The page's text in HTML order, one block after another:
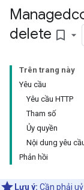
delete bookmark_border
Trên trang này
Yêu cầu
Yêu cầu HTTP
Tham số
Ủy quyền
Nội dung yêu
Phản hồi
Lưu ý: Cần phải